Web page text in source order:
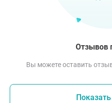
Отзывов
Вы можете оставить